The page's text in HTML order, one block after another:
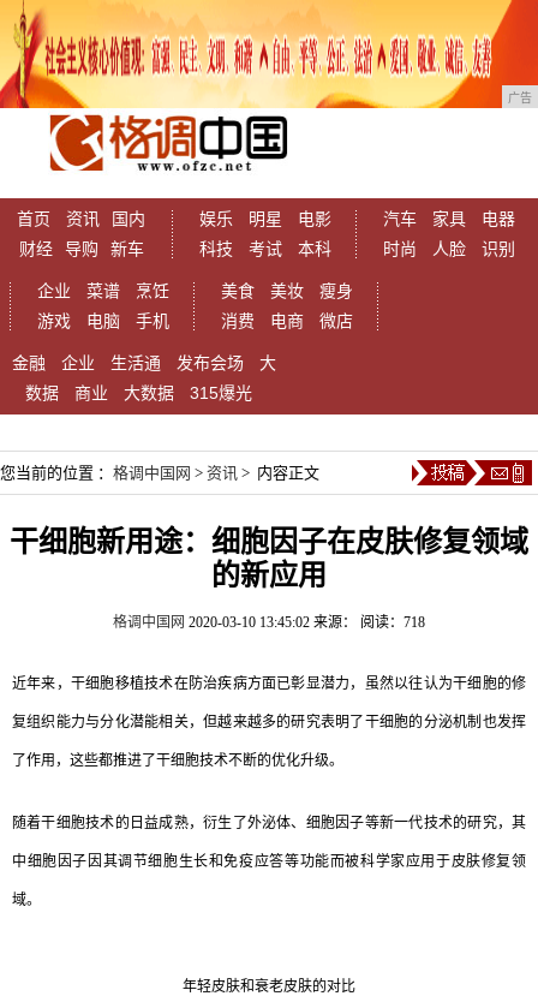
广告
首页 资讯
国内
财经
导购 新车
娱乐 明星
电影
科技
考试 本科
汽车 家具
电器
时尚
人脸 识别
企业 菜谱
烹饪
游戏
电脑 手机
美食 美妆
瘦身
消费
电商 微店
金融 企业 生活通 发布会场
大
数据
商业 大数据 315爆光
您当前的位置 ： 格调中国网 > 资讯 > 内容正文
干细胞新用途：细胞因子在皮肤修复领域
的新应用
格调中国网 2020-03-10 13:45:02 来源： 阅读：718
近年来，干细胞移植技术在防治疾病方面已彰显潜力，虽然以往认为干细胞的修
复组织能力与分化潜能相关，但越来越多的研究表明了干细胞的分泌机制也发挥
了作用，这些都推进了干细胞技术不断的优化升级。
随着干细胞技术的日益成熟，衍生了外泌体、细胞因子等新一代技术的研究，其
中细胞因子因其调节细胞生长和免疫应答等功能而被科学家应用于皮肤修复领
域。
年轻皮肤和衰老皮肤的对比